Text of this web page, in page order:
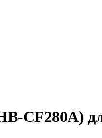
CF280A)